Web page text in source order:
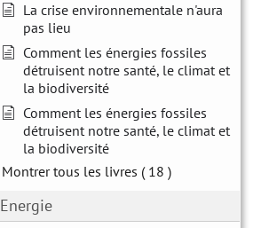
La crise environnementale n'aura
pas lieu
Comment les énergies fossiles
détruisent notre santé, le climat et
la biodiversité
Comment les énergies fossiles
détruisent notre santé, le climat et
la biodiversité
Montrer tous les livres ( 18 )
Energie